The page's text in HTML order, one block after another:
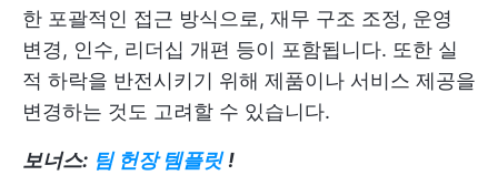
한 포괄적인 접근 방식으로, 재무 구조 조정, 운영
변경, 인수, 리더십 개편 등이 포함됩니다. 또한 실
적 하락을 반전시키기 위해 제품이나 서비스 제공을
변경하는 것도 고려할 수 있습니다.
보너스: 팀 헌장 템플릿 !